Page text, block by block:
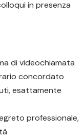
in presenza
di videochiamata
concordato
esattamente
professionale,